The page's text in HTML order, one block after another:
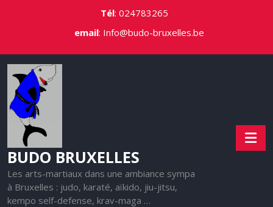
Tél: 024783265
email: Info@budo-bruxelles.be
BUDO BRUXELLES
Les arts-martiaux dans une ambiance sympa
à Bruxelles : judo, karaté, aïkido, jiu-jitsu,
kempo self-defense, krav-maga …